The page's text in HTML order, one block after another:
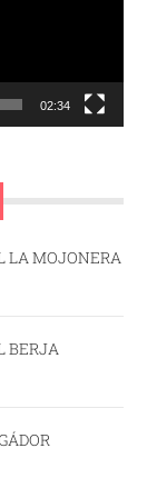
02:34
LA MOJONERA
BERJA